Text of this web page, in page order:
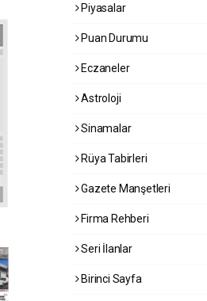
Piyasalar
Puan Durumu
Eczaneler
Astroloji
Sinamalar
Rüya Tabirleri
Gazete Manşetleri
Firma Rehberi
Seri İlanlar
Birinci Sayfa